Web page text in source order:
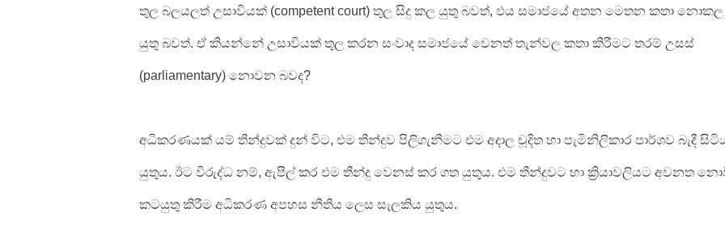
තුල බලයලත් උසාවියක් (competent court) තුල සිදු කල යුතු බවත්, එය සමාජයේ අතන මෙතන කතා නොකල
යුතු බවත්. ඒ කියන්නේ උසාවියක් තුල කරන සංවාද සමාජයේ වෙනත් තැන්වල කතා කිරීමට තරම් උසස්
(parliamentary) නොවන බවද?
අධිකරණයක් යම් තීන්දුවක් දුන් විට, එම තීන්දුව පිලිගැනීමට එම අදාල චූදිත හා පැමිනිලිකාර පාර්ශව බැදී
යුතුය. ඊට විරුද්ධ නම්, ඇපීල් කර එම තීන්දු වෙනස් කර ගත යුතුය. එම තීන්දුවට හා ක්‍රියාවලියට අවනත
කටයුතු කිරීම අධිකරණ අපහස නීතිය ලෙස සැලකිය යුතුය.